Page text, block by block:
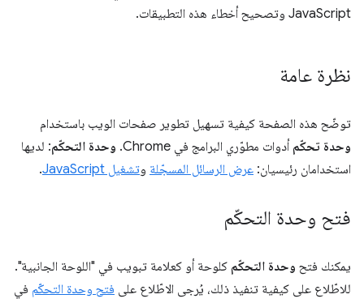
JavaScript وتصحيح أخطاء هذه التطبيقات.
نظرة عامة
توضّح هذه الصفحة كيفية تسهيل تطوير صفحات الويب باستخدام
وحدة تحكّم أدوات مطوّري البرامج في Chrome. وحدة التحكّم: لديها
استخدامان رئيسيان: عرض الرسائل المسجّلة وتشغيل JavaScript .
فتح وحدة التحكّم
يمكنك فتح وحدة التحكّم كلوحة أو كعلامة تبويب في "اللوحة الجانبية".
للاطّلاع على كيفية تنفيذ ذلك، يُرجى الاطّلاع على فتح وحدة التحكّم في